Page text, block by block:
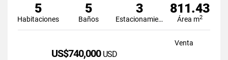
5
Habitaciones
5
Baños
3
Estacionamiento
811.43
Área m2
Venta
US$740,000 USD